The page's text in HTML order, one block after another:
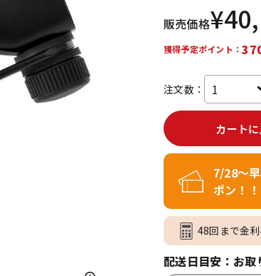
販売価格¥
獲得予定ポイント：
注文数：
カート
7/28～
ポン！
48回まで金
配送日目安：お